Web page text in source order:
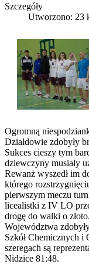
Szczegóły
Utworzono: 23
Ogromną
Działdowie zdobyły
Sukces cieszy tym
dziewczyny musiały
Rewanż wyszedł im
którego
pierwszym meczu
licealistki z IV LO
drogę do walki o
Województwa
Szkół Chemicznych i
szeregach są
Nidzice 81:48.